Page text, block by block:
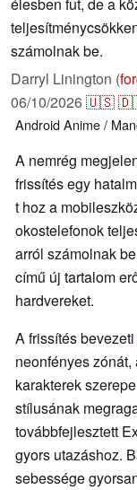
számolnak be.
Darryl Linington (
06/10/2026🇺🇸
AndroidAnime /
A nemrég
frissítés egy
t hoz a
okostelefonok
arról számolnak
című új tartalom
hardvereket.
A frissítés bevezeti
neonfényes
karakterek
stílusának
továbbfejlesztett
gyors utazáshoz.
sebessége